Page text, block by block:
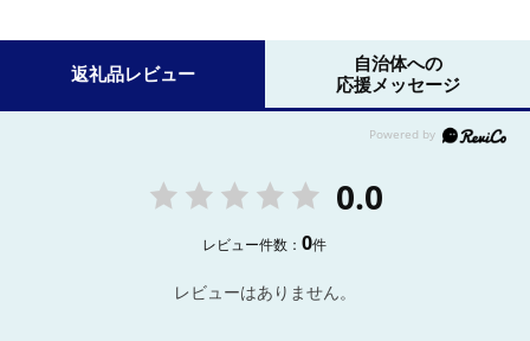
返礼品レビュー
自治体への
応援メッセージ
0.0
レビュー件数：0件
レビューはありません。